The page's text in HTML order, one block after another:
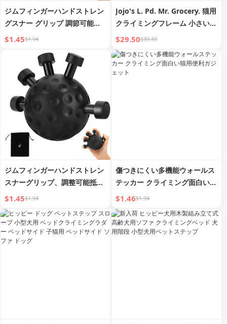
ジムフィンガーハンドストレン
グスナー グリップ 調節可能抵
抗 ハンドボールグリッパー エ
イミングトレーニング用
$1.45$1.94
Jojo's L. Pd. Mr. Grocery. 猫用
クライミングフレーム 小さいサ
イズ カバーなし 無垢材 爪とぎ
ポール 傷つきにくい | Roaring
$29.50$39.33
ジムフィンガーハンドストレン
スナーグリップ、調整可能抵抗
ハンドボールグリッパーエクサ
サイザー、前腕の強さ・クライ
ミングトレーニング用
$1.45$1.94
傷つきにくい多機能ウォールス
テッカー クライミング面白い猫
用便利ガジェット
$1.46$1.94